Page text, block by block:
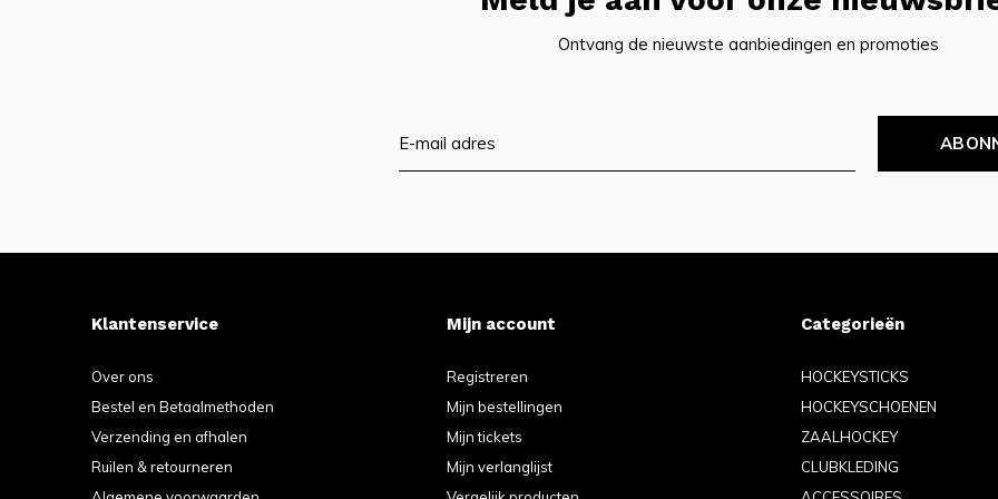
Ontvang de nieuwste aanbiedingen en promoties
Klantenservice
Over ons
Bestel en Betaalmethoden
Verzending en afhalen
Ruilen & retourneren
Mijn account
Registreren
Mijn bestellingen
Mijn tickets
Mijn verlanglijst
Categorieën
HOCKEYSTICKS
HOCKEYSCHOENEN
ZAALHOCKEY
CLUBKLEDING